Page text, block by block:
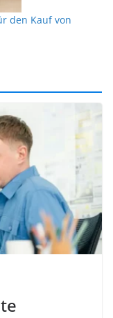
den Kauf von